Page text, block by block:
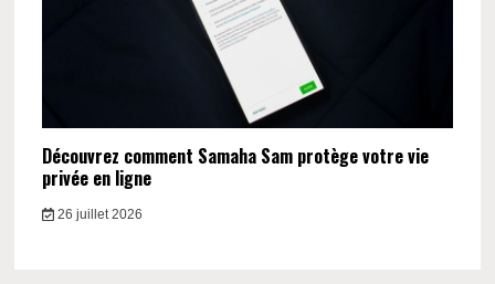
Découvrez comment Samaha Sam protège votre vie
privée en ligne
26 juillet 2026